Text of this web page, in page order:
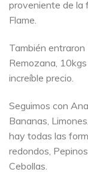
proveniente de la
Flame.
También
Remozana,
increíble precio.
Seguimos con
Bananas,
hay todas las
redondos,
Cebollas.